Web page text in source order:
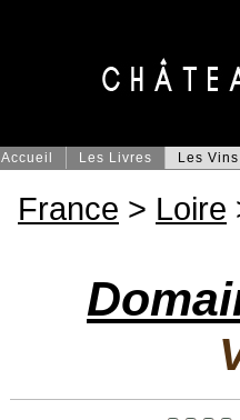
Accueil Les Livres Les Vins
France > Loire